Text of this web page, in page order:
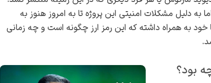
اما به دلیل مشکلات امنیتی این پروژه تا به امروز هنوز به
به همراه داشته که این رمز ارز چگونه است و چه زمانی
بود؟